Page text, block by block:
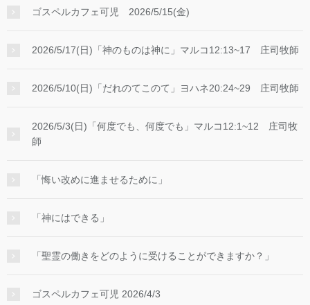
ゴスペルカフェ可児 2026/5/15(金)
2026/5/17(日)「神のものは神に」マルコ12:13~17 庄司牧師
2026/5/10(日)「だれのてこのて」ヨハネ20:24~29 庄司牧師
2026/5/3(日)「何度でも、何度でも」マルコ12:1~12 庄司牧
師
「悔い改めに進ませるために」
「神にはできる」
「聖霊の働きをどのように受けることができますか？」
ゴスペルカフェ可児 2026/4/3